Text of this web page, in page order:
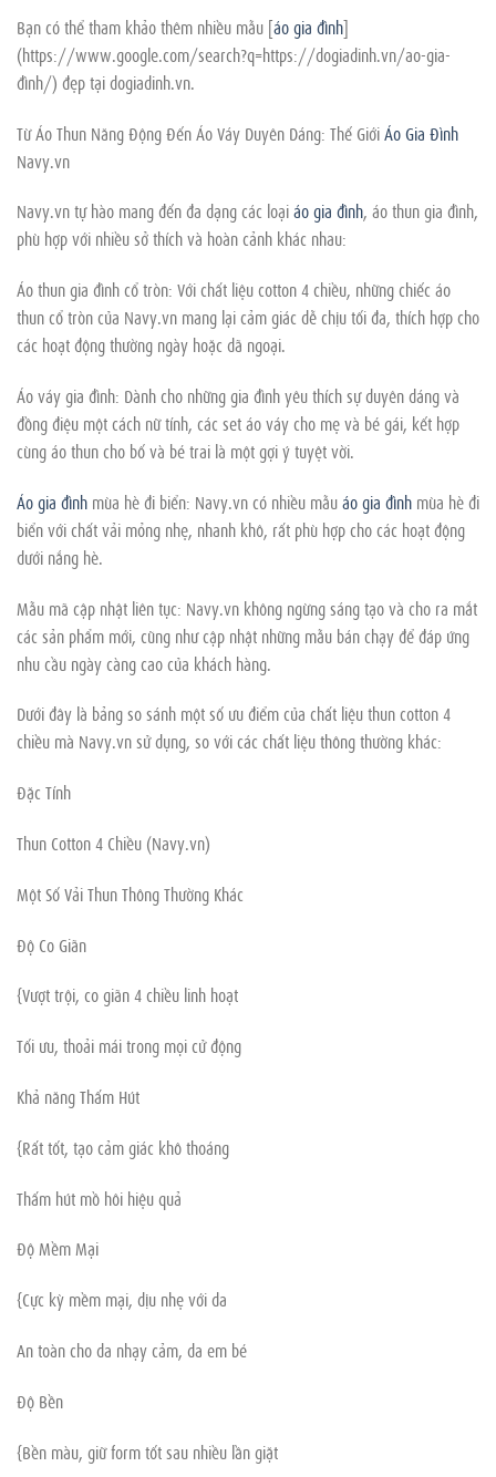
Bạn có thể tham khảo thêm nhiều mẫu [áo gia đình]
(https://www.google.com/search?q=https://dogiadinh.vn/ao-gia-
đình/) đẹp tại dogiadinh.vn.
Từ Áo Thun Năng Động Đến Áo Váy Duyên Dáng: Thế GiớiÁo Gia Đình
Navy.vn
Navy.vn tự hào mang đến đa dạng các loạiáo gia đình, áo thun gia đình,
phù hợp với nhiều sở thích và hoàn cảnh khác nhau:
Áo thun gia đình cổ tròn: Với chất liệu cotton 4 chiều, những chiếc áo
thun cổ tròn của Navy.vn mang lại cảm giác dễ chịu tối đa, thích hợp cho
các hoạt động thường ngày hoặc dã ngoại.
Áo váy gia đình: Dành cho những gia đình yêu thích sự duyên dáng và
đồng điệu một cách nữ tính, các set áo váy cho mẹ và bé gái, kết hợp
cùng áo thun cho bố và bé trai là một gợi ý tuyệt vời.
Áo gia đình mùa hè đi biển: Navy.vn có nhiều mẫuáo gia đình mùa hè đi
biển với chất vải mỏng nhẹ, nhanh khô, rất phù hợp cho các hoạt động
dưới nắng hè.
Mẫu mã cập nhật liên tục: Navy.vn không ngừng sáng tạo và cho ra mắt
các sản phẩm mới, cũng như cập nhật những mẫu bán chạy để đáp ứng
nhu cầu ngày càng cao của khách hàng.
Dưới đây là bảng so sánh một số ưu điểm của chất liệu thun cotton 4
chiều mà Navy.vn sử dụng, so với các chất liệu thông thường khác:
Đặc Tính
Thun Cotton 4 Chiều (Navy.vn)
Một Số Vải Thun Thông Thường Khác
Độ Co Giãn
{Vượt trội, co giãn 4 chiều linh hoạt
Tối ưu, thoải mái trong mọi cử động
Khả năng Thấm Hút
{Rất tốt, tạo cảm giác khô thoáng
Thấm hút mồ hôi hiệu quả
Độ Mềm Mại
{Cực kỳ mềm mại, dịu nhẹ với da
An toàn cho da nhạy cảm, da em bé
Độ Bền
{Bền màu, giữ form tốt sau nhiều lần giặt